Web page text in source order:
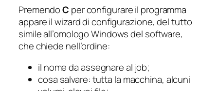
PremendoC per configurare il programma
appare il wizard di configurazione, del tutto
simile all’omologo Windows del software,
che chiede nell’ordine:
il nome da assegnare al job;
cosa salvare: tutta la macchina, alcuni